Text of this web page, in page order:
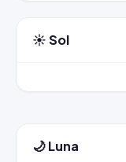
☀️ Sol
🌙 Luna